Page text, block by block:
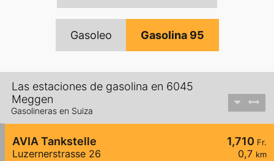
Gasoleo Gasolina 95
Las estaciones de gasolina en 6045
Meggen
Gasolineras en Suiza
1,710 Fr.
0,7 km
AVIA Tankstelle
Luzernerstrasse 26